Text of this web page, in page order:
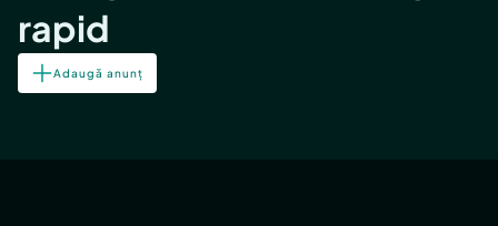
rapid
Adaugă anunț